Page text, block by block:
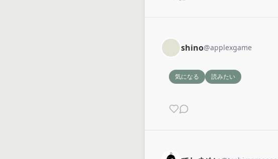
shino@applexgame
気になる 読みたい